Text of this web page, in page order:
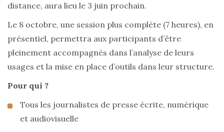
distance, aura lieu le 3 juin prochain.
Le 8 octobre, une session plus complète (7 heures), en
présentiel, permettra aux participants d’être
pleinement accompagnés dans l’analyse de leurs
usages et la mise en place d’outils dans leur structure.
Pour qui ?
Tous les journalistes de presse écrite, numérique
et audiovisuelle